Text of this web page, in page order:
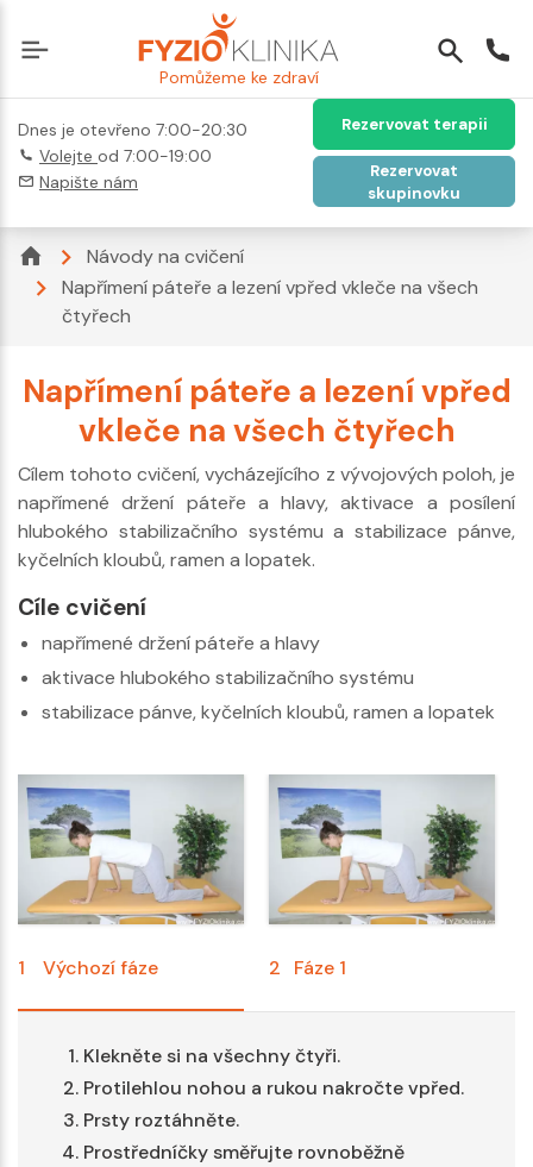
Pomůžeme ke zdraví
Dnes je otevřeno 7:00-20:30
Volejte od 7:00-19:00
Napište nám
Rezervovat terapii
Rezervovat
skupinovku
Návody na cvičení
Napřímení páteře a lezení vpřed vkleče na všech
čtyřech
Napřímení páteře a lezení vpřed
vkleče na všech čtyřech
Cílem tohoto cvičení, vycházejícího z vývojových poloh, je
napřímené držení páteře a hlavy, aktivace a posílení
hlubokého stabilizačního systému a stabilizace pánve,
kyčelních kloubů, ramen a lopatek.
Cíle cvičení
napřímené držení páteře a hlavy
aktivace hlubokého stabilizačního systému
stabilizace pánve, kyčelních kloubů, ramen a lopatek
1 Výchozí fáze 2 Fáze 1
Klekněte si na všechny čtyři.
Protilehlou nohou a rukou nakročte vpřed.
Prsty roztáhněte.
Prostředníčky směřujte rovnoběžně